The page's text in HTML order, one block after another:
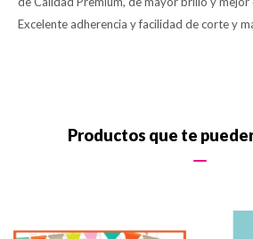
Excelente adherencia y facilidad de corte y
Productos que te